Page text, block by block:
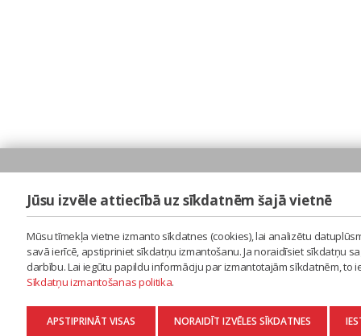
Jūsu izvēle attiecībā uz sīkdatnēm šajā vietnē
Mūsu tīmekļa vietne izmanto sīkdatnes (cookies), lai analizētu
savā ierīcē, apstipriniet sīkdatņu izmantošanu. Ja noraidīsiet sīkdatņu
darbību. Lai iegūtu papildu informāciju par izmantotajām sīkdatnēm,
Sīkdatņu izmantošanas politika.
APSTIPRINĀT VISAS NORAIDĪT IZVĒLES SĪKDATNES